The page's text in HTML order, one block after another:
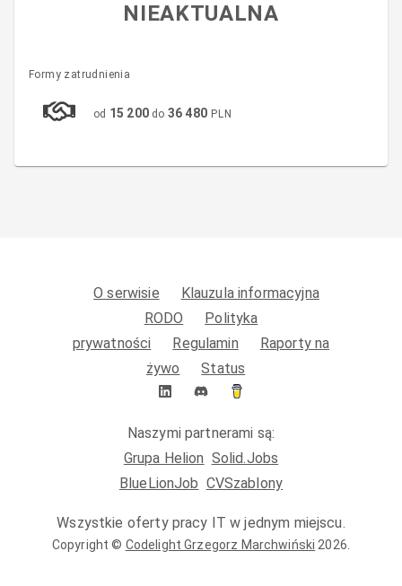
NIEAKTUALNA
Formy zatrudnienia
od 15 200 do 36 480 PLN
O serwisie
Klauzula informacyjna
RODO
Polityka
prywatności
Regulamin
Raporty na
żywo
Status
Naszymi partnerami są:
Grupa Helion Solid.Jobs
BlueLionJob CVSzablony
Wszystkie oferty pracy IT w jednym miejscu.
Copyright © Codelight Grzegorz Marchwiński 2026